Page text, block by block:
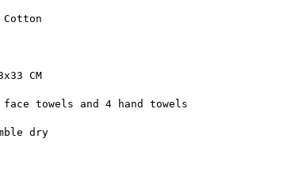
Cotton
CM
towels and 4 hand towels
dry